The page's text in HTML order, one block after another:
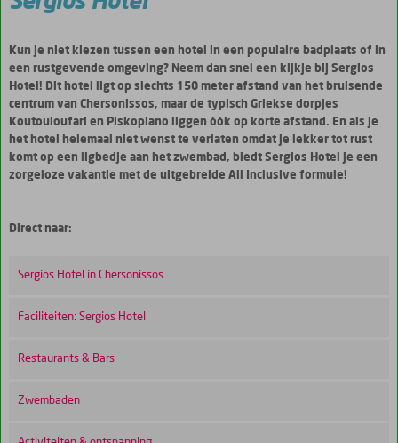
Kun je niet kiezen tussen een hotel in een populaire badplaats of in
een rustgevende omgeving? Neem dan snel een kijkje bij Sergios
Hotel! Dit hotel ligt op slechts 150 meter afstand van het bruisende
centrum van Chersonissos, maar de typisch Griekse dorpjes
Koutouloufari en Piskopiano liggen óók op korte afstand. En als je
het hotel helemaal niet wenst te verlaten omdat je lekker tot rust
komt op een ligbedje aan het zwembad, biedt Sergios Hotel je een
zorgeloze vakantie met de uitgebreide All Inclusive formule!
Direct naar:
Sergios Hotel in Chersonissos
Faciliteiten: Sergios Hotel
Restaurants & Bars
Zwembaden